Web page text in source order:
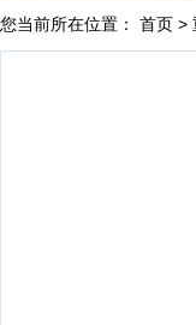
您当前所在位置： 首页 >